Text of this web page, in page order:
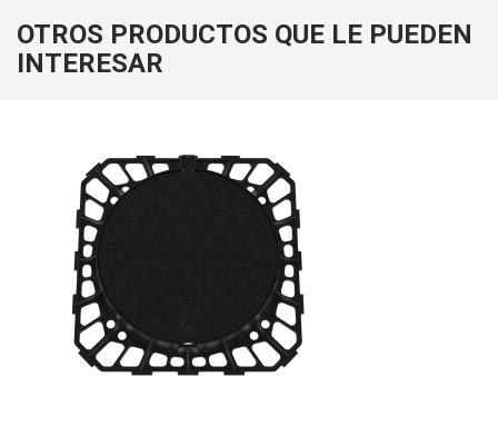
OTROS PRODUCTOS QUE LE PUEDEN
INTERESAR